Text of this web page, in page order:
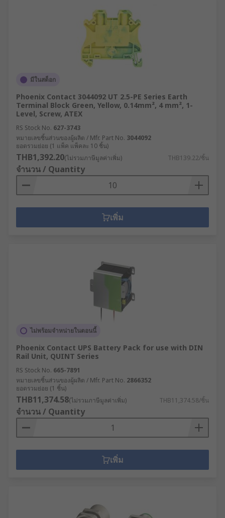
มีในสต็อก
Phoenix Contact 3044092 UT 2.5-PE Series Earth
Terminal Block Green, Yellow, 0.14mm², 4 mm², 1-
Level, Screw, ATEX
RS Stock No. 627-3743
หมายเลขชิ้นส่วนของผู้ผลิต / Mfr. Part No. 3044092
ยอดรวมย่อย (1 แพ็ค แพ็คละ 10 ชิ้น)
THB1,392.20(ไม่รวมภาษีมูลค่าเพิ่ม) THB139.22/ชิ้น
จำนวน / Quantity
เพิ่ม
ไม่พร้อมจำหน่ายในตอนนี้
Phoenix Contact UPS Battery Pack for use with DIN
Rail Unit, QUINT Series
RS Stock No. 665-7891
หมายเลขชิ้นส่วนของผู้ผลิต / Mfr. Part No. 2866352
ยอดรวมย่อย (1 ชิ้น)
THB11,374.58(ไม่รวมภาษีมูลค่าเพิ่ม) THB11,374.58/ชิ้น
จำนวน / Quantity
เพิ่ม